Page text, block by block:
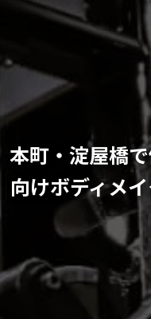
本町・淀屋橋
向けボディメ